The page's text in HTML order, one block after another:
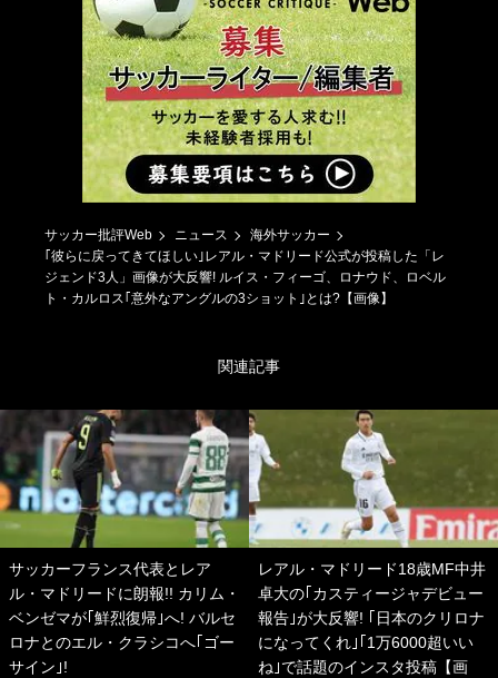
サッカー批評Web ニュース
海外サッカー
｢彼らに戻ってきてほしい｣レアル・マドリード公式が投稿した「レ
ジェンド3人」画像が大反響! ルイス・フィーゴ、ロナウド、ロベル
ト・カルロス｢意外なアングルの3ショット｣とは?【画像】
関連記事
サッカーフランス代表とレア
ル・マドリードに朗報!! カリム・
ベンゼマが｢鮮烈復帰｣へ! バルセ
ロナとのエル・クラシコへ｢ゴー
サイン｣!
レアル・マドリード18歳MF中井
卓大の｢カスティージャデビュー
報告｣が大反響! ｢日本のクリロナ
になってくれ｣｢1万6000超いい
ね｣で話題のインスタ投稿【画